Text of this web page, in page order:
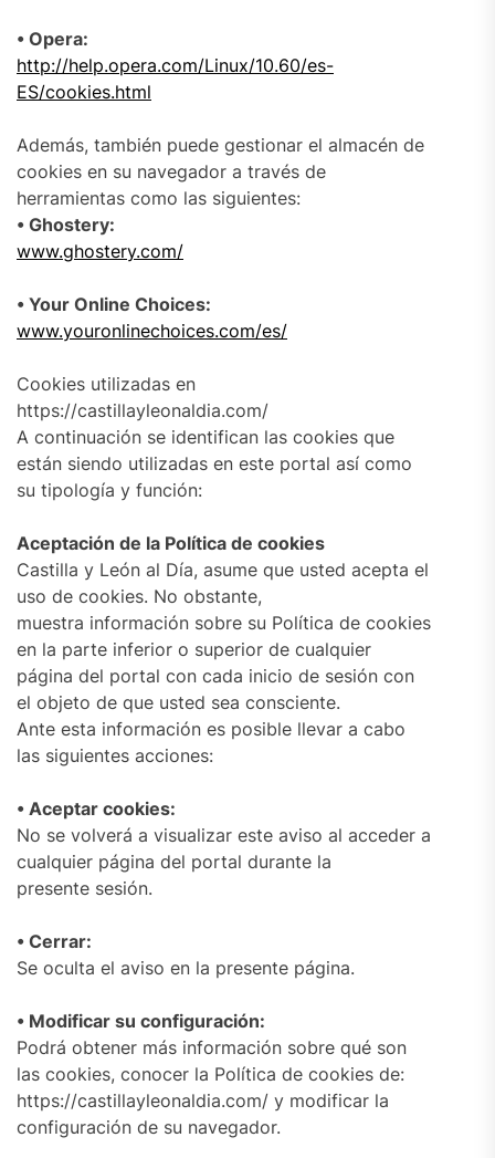
• Opera:
http://help.opera.com/Linux/10.60/es-
ES/cookies.html
Además, también puede gestionar el almacén de
cookies en su navegador a través de
herramientas como las siguientes:
• Ghostery:
www.ghostery.com/
• Your Online Choices:
www.youronlinechoices.com/es/
Cookies utilizadas en
https://castillayleonaldia.com/
A continuación se identifican las cookies que
están siendo utilizadas en este portal así como
su tipología y función:
Aceptación de la Política de cookies
Castilla y León al Día, asume que usted acepta el
uso de cookies. No obstante,
muestra información sobre su Política de cookies
en la parte inferior o superior de cualquier
página del portal con cada inicio de sesión con
el objeto de que usted sea consciente.
Ante esta información es posible llevar a cabo
las siguientes acciones:
• Aceptar cookies:
No se volverá a visualizar este aviso al acceder a
cualquier página del portal durante la
presente sesión.
• Cerrar:
Se oculta el aviso en la presente página.
• Modificar su configuración:
Podrá obtener más información sobre qué son
las cookies, conocer la Política de cookies de:
https://castillayleonaldia.com/ y modificar la
configuración de su navegador.